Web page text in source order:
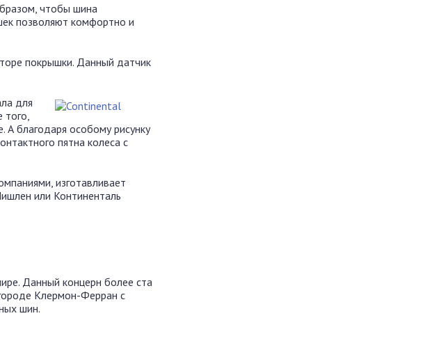
чтобы шина
позволяют комфортно и
покрышки. Данный датчик
для
того,
благодаря особому рисунку
пятна колеса с
изготавливает
или Континенталь
Данный концерн более ста
Клермон-Ферран с
шин.